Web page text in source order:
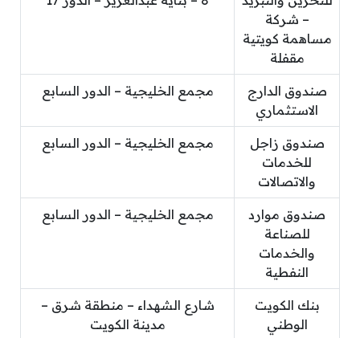
– شركة
مساهمة كويتية
مقفلة
صندوق الدارج
الاستثماري
مجمع الخليجية – الدور السابع
صندوق زاجل
للخدمات
والاتصالات
مجمع الخليجية – الدور السابع
صندوق موارد
للصناعة
والخدمات
النفطية
مجمع الخليجية – الدور السابع
بنك الكويت
الوطني
شارع الشهداء – منطقة شرق –
مدينة الكويت